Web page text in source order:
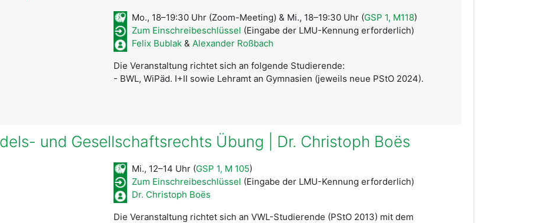
Mo., 18–19:30 Uhr (Zoom-Meeting) & Mi., 18–19:30 Uhr (GSP 1, M118)
Zum Einschreibeschlüssel (Eingabe der LMU-Kennung erforderlich)
Felix Bublak& Alexander Roßbach
Die Veranstaltung richtet sich an folgende Studierende:
- BWL, WiPäd. I+II sowie Lehramt an Gymnasien (jeweils neue PStO 2024).
und Gesellschaftsrechts Übung | Dr. Christoph Boës
Mi., 12–14 Uhr (GSP 1, M 105)
Zum Einschreibeschlüssel (Eingabe der LMU-Kennung erforderlich)
Dr. Christoph Boës
Die Veranstaltung richtet sich an VWL-Studierende (PStO 2013) mit dem